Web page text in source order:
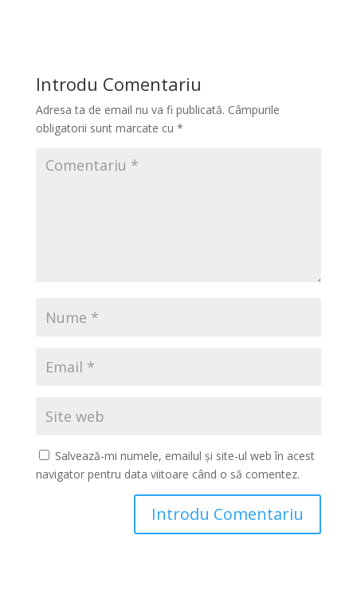
Introdu Comentariu
Adresa ta de email nu va fi publicată. Câmpurile
obligatorii sunt marcate cu *
Salvează-mi numele, emailul și site-ul web în acest
navigator pentru data viitoare când o să comentez.